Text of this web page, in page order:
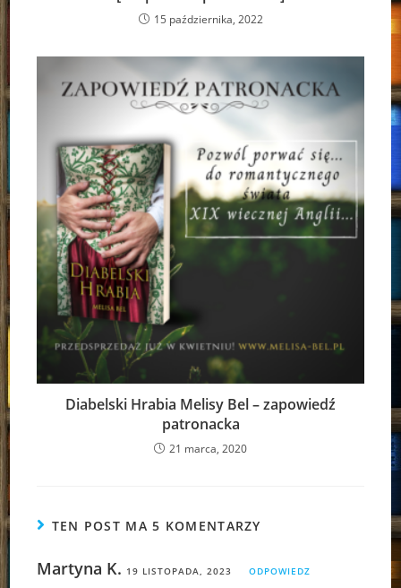
15 października, 2022
Diabelski Hrabia Melisy Bel – zapowiedź
patronacka
21 marca, 2020
TEN POST MA 5 KOMENTARZY
Martyna K. 19 LISTOPADA, 2023 ODPOWIEDZ